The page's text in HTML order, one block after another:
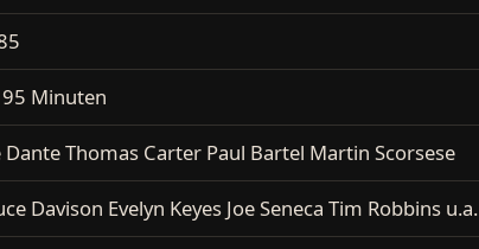
95 Minuten
Dante Thomas Carter Paul Bartel Martin Scorsese
Davison Evelyn Keyes Joe Seneca Tim Robbins u.a.